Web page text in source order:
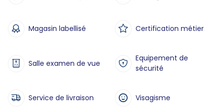
Magasin labellisé Certification métier
Salle examen de vue
Equipement de
sécurité
Service de livraison Visagisme